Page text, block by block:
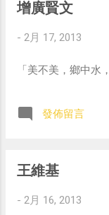
增廣賢文
- 2月 17, 2013
「美不美，鄉中水
發佈留言
王維基
- 2月 16, 2013